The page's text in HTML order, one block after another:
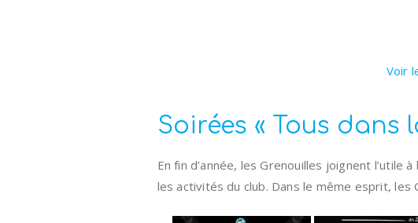
Voir
Soirées « Tous dans
En fin d’année, les Grenouilles joignent
les activités du club. Dans le même esprit, les